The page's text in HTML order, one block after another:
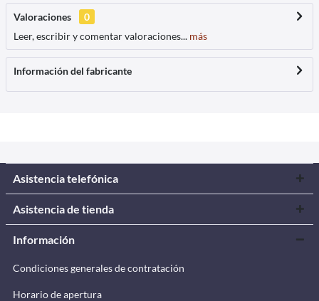
Valoraciones
0
Leer, escribir y comentar valoraciones... más
Información del fabricante
Asistencia telefónica
Asistencia de tienda
Información
Condiciones generales de contratación
Horario de apertura